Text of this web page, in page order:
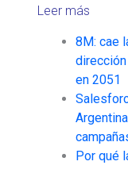
Leer más
8M: cae
en 2051
Por qué